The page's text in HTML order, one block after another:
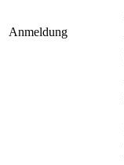
Anmeldung